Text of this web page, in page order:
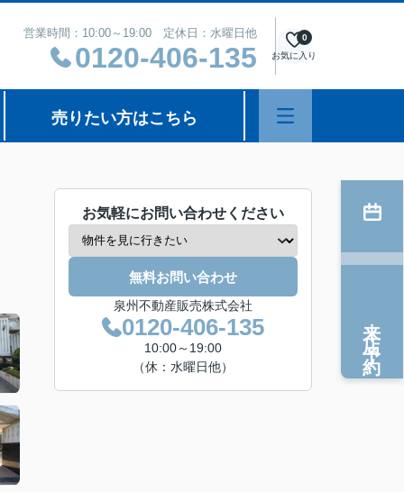
営業時間：10:00～19:00 定休日：水曜日他
0120-406-135 お気に入り
0
売りたい方はこちら
お気軽にお問い合わせください
無料お問い合わせ
泉州不動産販売株式会社
0120-406-135
10:00～19:00
（休：水曜日他）
来店予約